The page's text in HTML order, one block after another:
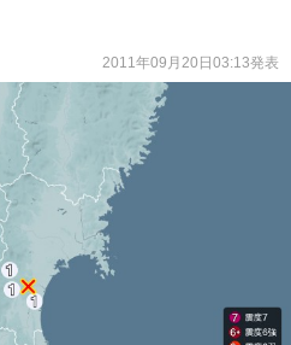
2011年09月20日03:13発表